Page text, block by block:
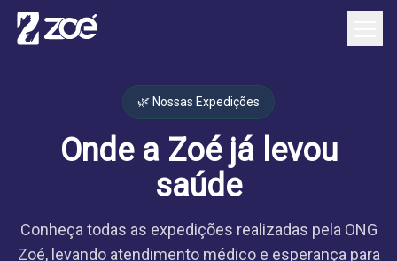
🌿 Nossas Expedições
Onde a Zoé já levou
saúde
Conheça todas as expedições realizadas pela ONG
Zoé, levando atendimento médico e esperança para